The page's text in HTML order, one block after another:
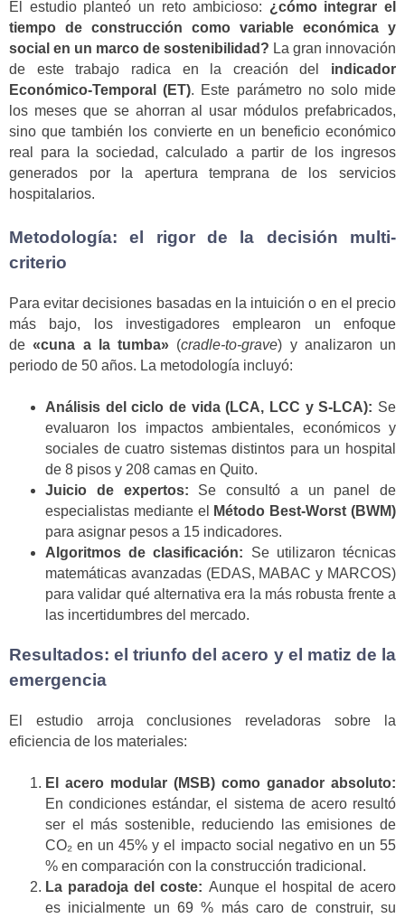
El estudio planteó un reto ambicioso: ¿cómo integrar el
tiempo de construcción como variable económica y
social en un marco de sostenibilidad? La gran innovación
de este trabajo radica en la creación del indicador
Económico-Temporal (ET). Este parámetro no solo mide
los meses que se ahorran al usar módulos prefabricados,
sino que también los convierte en un beneficio económico
real para la sociedad, calculado a partir de los ingresos
generados por la apertura temprana de los servicios
hospitalarios.
Metodología: el rigor de la decisión multi-
criterio
Para evitar decisiones basadas en la intuición o en el precio
más bajo, los investigadores emplearon un enfoque
de«cuna a la tumba» (cradle-to-grave) y analizaron un
periodo de 50 años. La metodología incluyó:
Análisis del ciclo de vida (LCA, LCC y S-LCA): Se
evaluaron los impactos ambientales, económicos y
sociales de cuatro sistemas distintos para un hospital
de 8 pisos y 208 camas en Quito.
Juicio de expertos: Se consultó a un panel de
especialistas mediante el
Método Best-Worst (BWM)
para asignar pesos a 15 indicadores.
Algoritmos de clasificación: Se utilizaron técnicas
matemáticas avanzadas (EDAS, MABAC y MARCOS)
para validar qué alternativa era la más robusta frente a
las incertidumbres del mercado.
Resultados: el triunfo del acero y el matiz de la
emergencia
El estudio arroja conclusiones reveladoras sobre la
eficiencia de los materiales:
El acero modular (MSB) como ganador absoluto:
En condiciones estándar, el sistema de acero resultó
ser el más sostenible, reduciendo las emisiones de
CO₂ en un 45% y el impacto social negativo en un 55
% en comparación con la construcción tradicional.
La paradoja del coste: Aunque el hospital de acero
es inicialmente un 69 % más caro de construir, su